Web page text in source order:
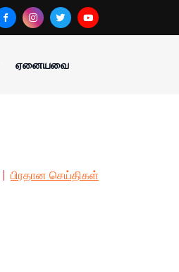
ஏனையவை
பிரதான செய்திகள்